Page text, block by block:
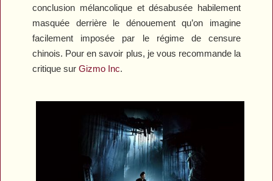
conclusion mélancolique et désabusée habilement
masquée derrière le dénouement qu’on imagine
facilement imposée par le régime de censure
chinois. Pour en savoir plus, je vous recommande la
critique surGizmo Inc.